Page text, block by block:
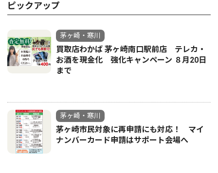
ピックアップ
茅ヶ崎・寒川
買取店わかば 茅ヶ崎南口駅前店 テレカ・
お酒を現金化 強化キャンペーン ８月20日
まで
茅ヶ崎・寒川
茅ヶ崎市民対象に再申請にも対応！ マイ
ナンバーカード申請はサポート会場へ